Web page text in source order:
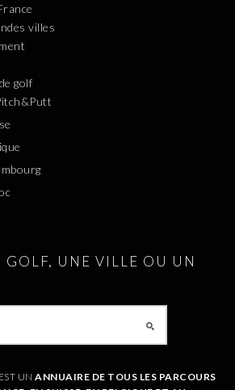
villes
golf
GOLF, UNE VILLE OU UN
UNANNUAIRE DE TOUS LES PARCOURS